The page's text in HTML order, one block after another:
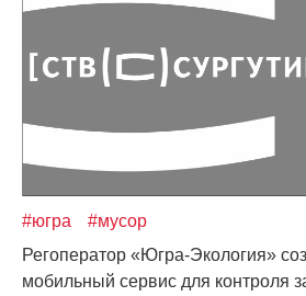
#югра
#мусор
Регоператор «Югра-Экология»
мобильный сервис для контроля